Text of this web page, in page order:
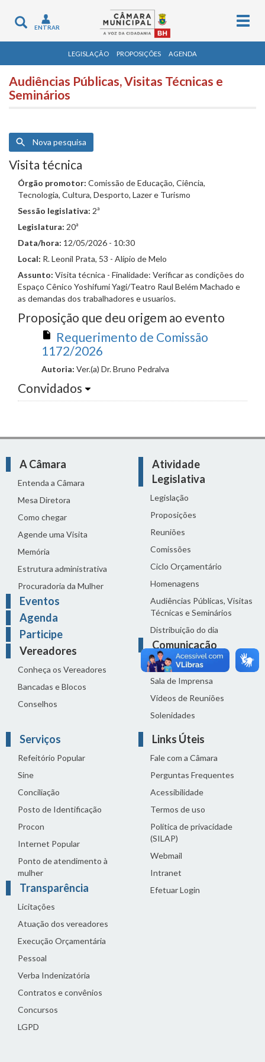
Toggle
navigation
ENTRAR
LEGISLAÇÃO PROPOSIÇÕES AGENDA
Audiências Públicas, Visitas Técnicas e
Seminários
Nova pesquisa
Visita técnica
Órgão promotor: Comissão de Educação, Ciência,
Tecnologia, Cultura, Desporto, Lazer e Turismo
Sessão legislativa: 2ª
Legislatura: 20ª
Data/hora: 12/05/2026 - 10:30
Local: R. Leonil Prata, 53 - Alípio de Melo
Assunto: Visita técnica - Finalidade: Verificar as condições do
Espaço Cênico Yoshifumi Yagi/Teatro Raul Belém Machado e
as demandas dos trabalhadores e usuarios.
Proposição que deu origem ao evento
Requerimento de Comissão
1172/2026
Autoria: Ver.(a) Dr. Bruno Pedralva
Convidados
A Câmara
Entenda a Câmara
Mesa Diretora
Como chegar
Agende uma Visita
Memória
Estrutura administrativa
Procuradoria da Mulher
Eventos
Agenda
Participe
Vereadores
Conheça os Vereadores
Bancadas e Blocos
Conselhos
Atividade
Legislativa
Legislação
Proposições
Reuniões
Comissões
Ciclo Orçamentário
Homenagens
Audiências Públicas, Visitas
Técnicas e Seminários
Distribuição do dia
Comunicação
Notícias
Sala de Imprensa
Vídeos de Reuniões
Solenidades
Serviços
Refeitório Popular
Sine
Conciliação
Posto de Identificação
Procon
Internet Popular
Ponto de atendimento à
mulher
Transparência
Licitações
Atuação dos vereadores
Execução Orçamentária
Pessoal
Verba Indenizatória
Contratos e convênios
Concursos
LGPD
Links Úteis
Fale com a Câmara
Perguntas Frequentes
Acessibilidade
Termos de uso
Política de privacidade
(SILAP)
Webmail
Intranet
Efetuar Login